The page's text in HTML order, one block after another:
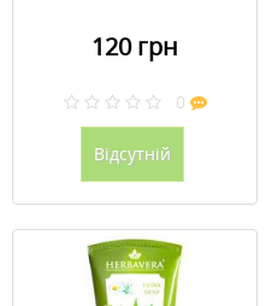
120 грн
0
Відсутній